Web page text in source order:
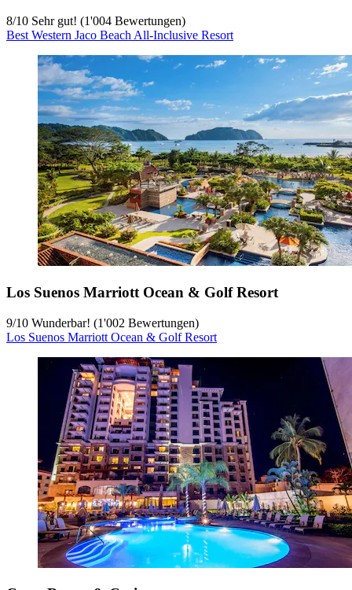
8/10 Sehr gut! (1'004 Bewertungen)
Best Western Jaco Beach All-Inclusive Resort
Los Suenos Marriott Ocean & Golf Resort
9/10 Wunderbar! (1'002 Bewertungen)
Los Suenos Marriott Ocean & Golf Resort